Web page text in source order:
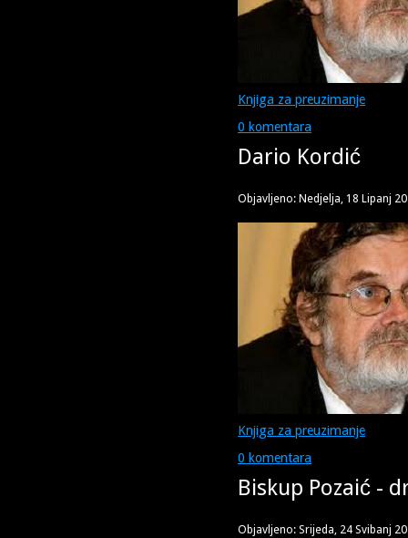
Knjiga za preuzimanje
0 komentara
Dario Kordić
Objavljeno: Nedjelja, 18 Lipanj
Knjiga za preuzimanje
0 komentara
Biskup Pozaić -
Objavljeno: Srijeda, 24 Svibanj